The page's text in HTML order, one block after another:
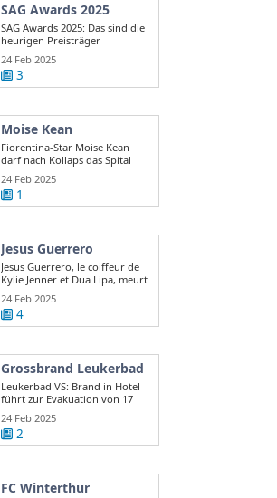
SAG Awards 2025
SAG Awards 2025: Das sind die
heurigen Preisträger
24 Feb 2025
3
Moise Kean
Fiorentina-Star Moise Kean
darf nach Kollaps das Spital
verlassen
24 Feb 2025
1
Jesus Guerrero
Jesus Guerrero, le coiffeur de
Kylie Jenner et Dua Lipa, meurt
...24 Feb 2025
4
Grossbrand Leukerbad
Leukerbad VS: Brand in Hotel
führt zur Evakuation von 17
Gästen
24 Feb 2025
2
FC Winterthur